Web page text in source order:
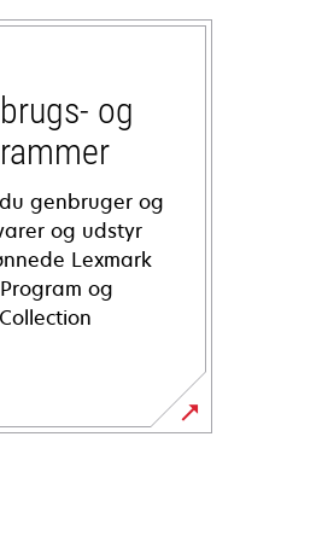
og
genbruger og
og udstyr
Lexmark
og